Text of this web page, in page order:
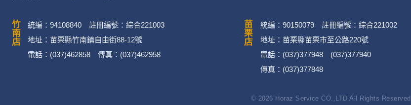
竹南店
統編：94108840 註冊編號：綜合221003
地址：苗栗縣竹南鎮自由街88-12號
電話：(037)462858 傳真：(037)462958
苗栗店
統編：90150079 註冊編號：綜合221002
地址：苗栗縣苗栗市至公路220號
電話：(037)377948 (037)377940
傳真：(037)377848
© 2026 Horaz Service CO.,LTD All Rights